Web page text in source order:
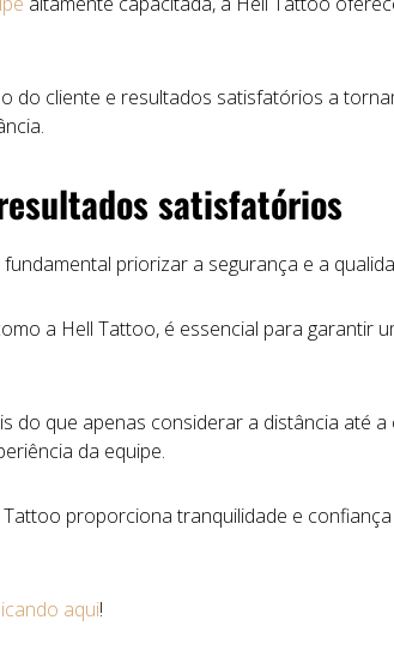
do cliente e resultados satisfatórios a
satisfatórios
priorizar a segurança e a
a Hell Tattoo, é essencial para garantir
do que apenas considerar a distância até a
da equipe.
proporciona tranquilidade e
aqui!